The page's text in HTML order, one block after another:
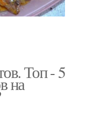
Топ - 5
на